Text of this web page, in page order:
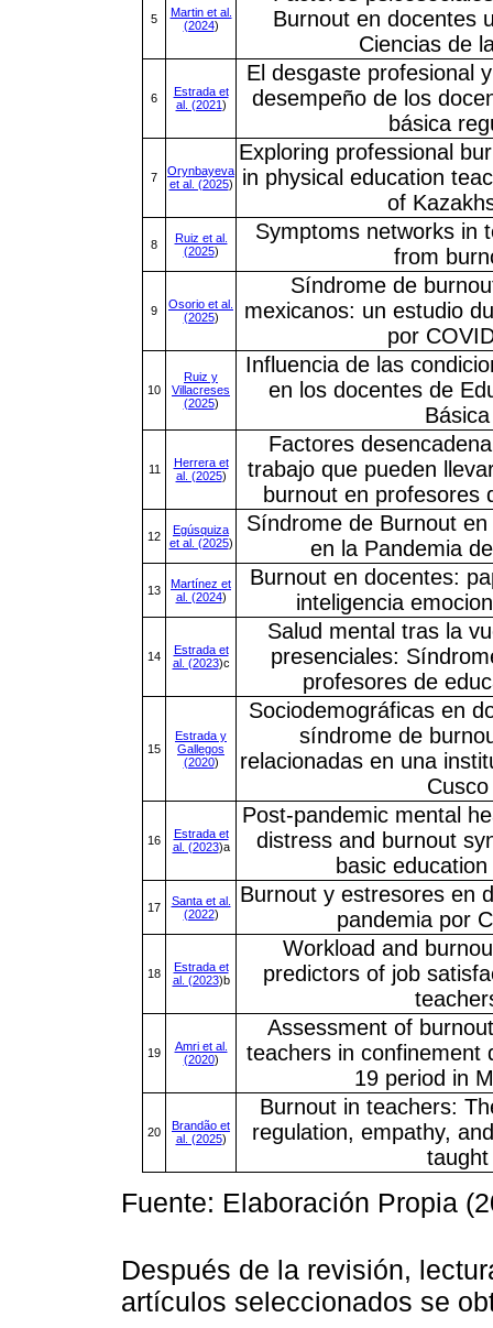
5
Martin et al.
(2024)
Burnout en docentes
Ciencias de
6
Estrada et
al. (2021)
El desgaste profesional
desempeño de los
básica
7
Orynbayeva
et al. (2025)
Exploring professional
in physical education
of
8
Ruiz et al.
(2025)
Symptoms networks in
from
9
Osorio et al.
(2025)
Síndrome de
mexicanos: un estudio
por
10
Ruiz y
Villacreses
(2025)
Influencia de las
en los docentes de
Básica
11
Herrera et
al. (2025)
Factores
trabajo que pueden
burnout en profesores
12
Egúsquiza
et al. (2025)
Síndrome de Burnout
en la Pandemia
13
Martínez et
al. (2024)
Burnout en docentes:
inteligencia
14
Estrada et
al. (2023)c
Salud mental tras la
presenciales:
profesores de
15
Estrada y
Gallegos
(2020)
Sociodemográficas en
síndrome de
relacionadas en una
Cusco
16
Estrada et
al. (2023)a
Post-pandemic mental
distress and burnout
basic
17
Santa et al.
(2022)
Burnout y estresores en
pandemia por
18
Estrada et
al. (2023)b
Workload and
predictors of job
19
Amri et al.
(2020)
Assessment of
teachers in confinement
19 period in
20
Brandão et
al. (2025)
Burnout in teachers:
regulation, empathy,
taught
Fuente: Elaboración Propia
Después de la revisión,
artículos seleccionados se